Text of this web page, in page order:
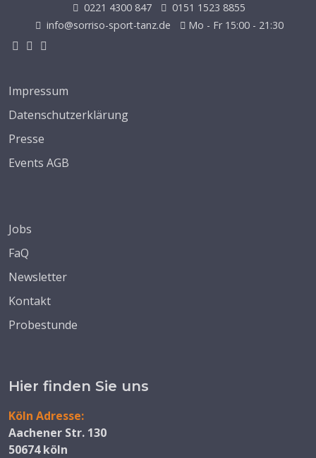
0221 4300 847
0151 1523 8855
info@sorriso-sport-tanz.de
Mo - Fr 15:00 - 21:30
Impressum
Datenschutzerklärung
Presse
Events AGB
Jobs
FaQ
Newsletter
Kontakt
Probestunde
Hier finden Sie uns
Köln Adresse:
Aachener Str. 130
50674 köln